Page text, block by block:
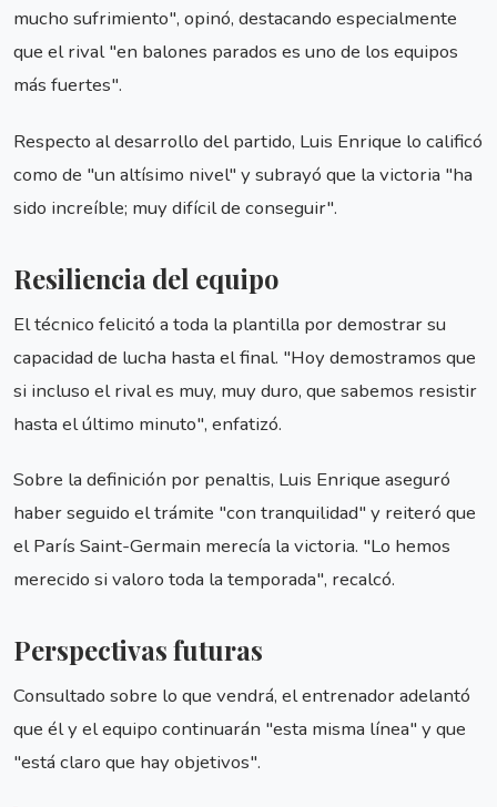
mucho sufrimiento", opinó, destacando especialmente
que el rival "en balones parados es uno de los equipos
más fuertes".
Respecto al desarrollo del partido, Luis Enrique lo calificó
como de "un altísimo nivel" y subrayó que la victoria "ha
sido increíble; muy difícil de conseguir".
Resiliencia del equipo
El técnico felicitó a toda la plantilla por demostrar su
capacidad de lucha hasta el final. "Hoy demostramos que
si incluso el rival es muy, muy duro, que sabemos resistir
hasta el último minuto", enfatizó.
Sobre la definición por penaltis, Luis Enrique aseguró
haber seguido el trámite "con tranquilidad" y reiteró que
el París Saint-Germain merecía la victoria. "Lo hemos
merecido si valoro toda la temporada", recalcó.
Perspectivas futuras
Consultado sobre lo que vendrá, el entrenador adelantó
que él y el equipo continuarán "esta misma línea" y que
"está claro que hay objetivos".